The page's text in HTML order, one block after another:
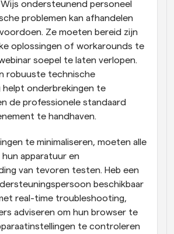
ondersteunend personeel
problemen kan afhandelen
Ze moeten bereid zijn
oplossingen of workarounds te
soepel te laten verlopen.
robuuste technische
onderbrekingen te
de professionele standaard
te handhaven.
te minimaliseren, moeten alle
apparatuur en
van tevoren testen. Heb een
beschikbaar
real-time troubleshooting,
adviseren om hun browser te
te controleren